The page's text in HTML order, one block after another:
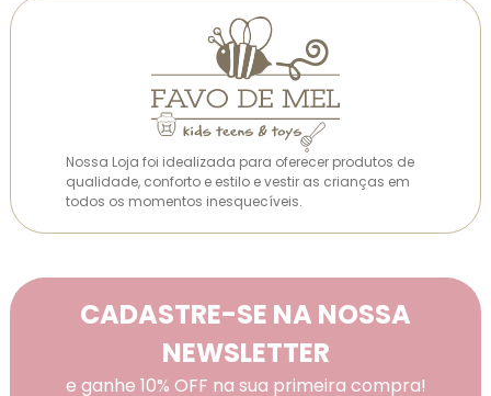
Nossa Loja foi idealizada para oferecer produtos de
qualidade, conforto e estilo e vestir as crianças em
todos os momentos inesquecíveis.
CADASTRE-SE NA NOSSA
NEWSLETTER
e ganhe 10% OFF na sua primeira compra!